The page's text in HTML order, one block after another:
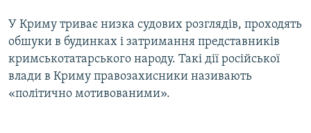
У Криму триває низка судових розглядів, проходять
обшуки в будинках і затримання представників
кримськотатарського народу. Такі дії російської
влади в Криму правозахисники називають
«політично мотивованими».